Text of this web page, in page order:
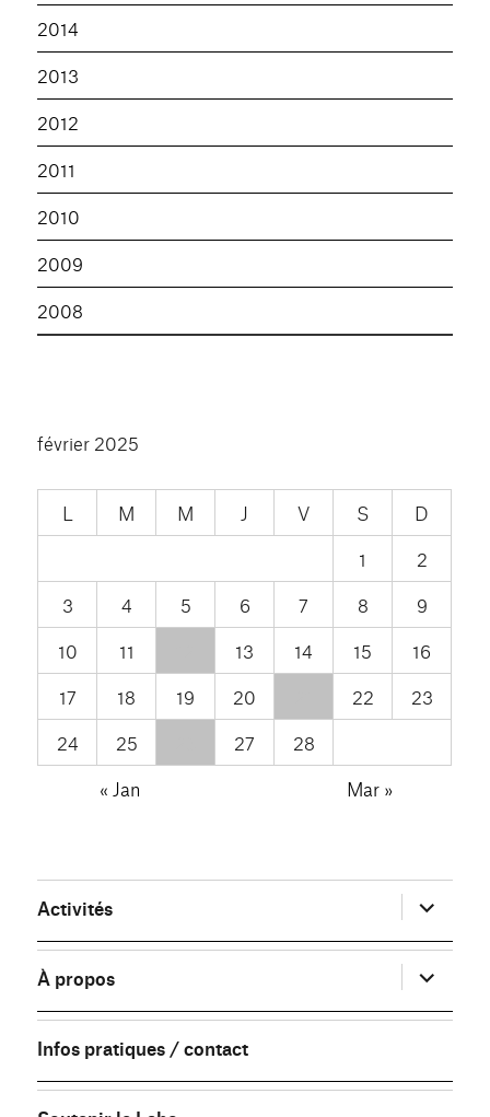
2014
2013
2012
2011
2010
2009
2008
février 2025
L M M J V S
D
1
2
3
4 5 6 7 8
9
10
11 13 14 15
16
17
18 19 20 22
23
24
25 27
28
« Jan
Mar »
Activités ouvrir
le
sous-
menu
À propos
ouvrir
le
sous-
menu
Infos pratiques / contact